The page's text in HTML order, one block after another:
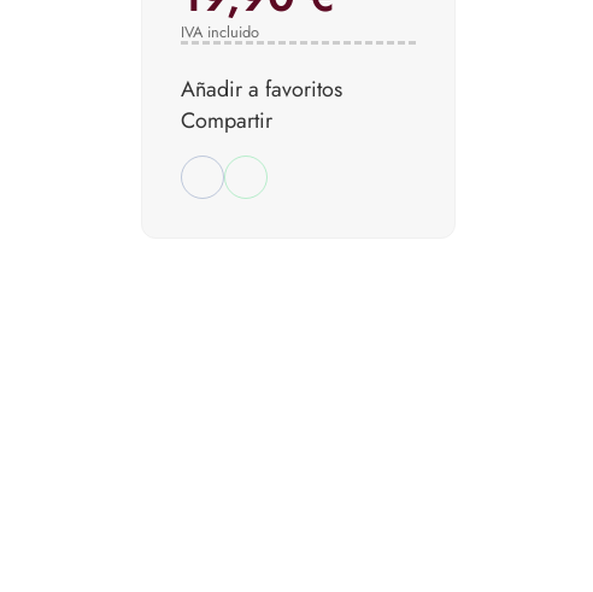
IVA incluido
Añadir a favoritos
Compartir